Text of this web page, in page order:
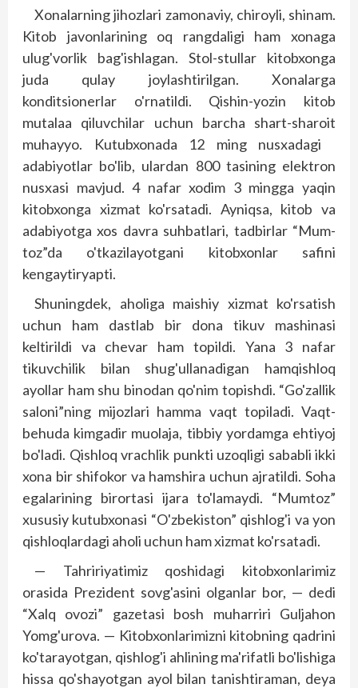
Xonalarning jihozlari zamonaviy, chiroyli, shinam.
Kitob javonlarining oq rangdaligi ham xonaga
ulug'vorlik bag'ishlagan. Stol-stullar kitobxonga
juda qulay joylashtirilgan. Xonalarga
konditsionerlar o'rnatildi. Qishin-yozin kitob
mutalaa qiluvchilar uchun barcha shart-sharoit
muhayyo. Kutubxonada 12 ming nusxadagi
adabiyotlar bo'lib, ulardan 800 tasining elektron
nusxasi mavjud. 4 nafar xodim 3 mingga yaqin
kitobxonga xizmat ko'rsatadi. Ayniqsa, kitob va
adabiyotga xos davra suhbatlari, tadbirlar “Mum­
toz”da o'tkazilayotgani kitobxonlar safini
kengaytir­yapti.
Shuningdek, aholiga maishiy xizmat ko'rsatish
uchun ham dastlab bir dona tikuv mashinasi
keltirildi va chevar ham topildi. Yana 3 nafar
tikuvchilik bilan shug'ullanadigan hamqishloq
ayollar ham shu binodan qo'nim topishdi. “Go'zallik
saloni”ning mijozlari hamma vaqt topiladi. Vaqt-
behuda kimgadir muolaja, tibbiy yordamga ehtiyoj
bo'ladi. Qish­loq vrachlik punkti uzoqligi sababli ikki
xona bir shifokor va hamshira uchun ajratildi. Soha
egalarining birortasi ijara to'lamaydi. “Mumtoz”
xususiy kutubxonasi “O'zbekis­ton” qishlog'i va yon
qishloqlardagi aholi uchun ham xizmat ko'rsatadi.
— Tahririyatimiz qoshidagi kitobxonlarimiz
orasida Prezident sovg'asini olganlar bor, — dedi
“Xalq ovozi” gazetasi bosh muharriri Guljahon
Yomg'urova. — Kitobxonlarimizni kitobning qadrini
ko'tarayotgan, qish­log'i ahlining ma'rifatli bo'lishiga
hissa qo'shayotgan ayol bilan tanishtiraman, deya